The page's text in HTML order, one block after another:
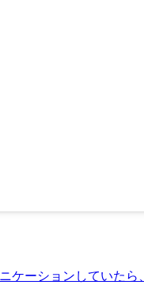
ケーションしていたら